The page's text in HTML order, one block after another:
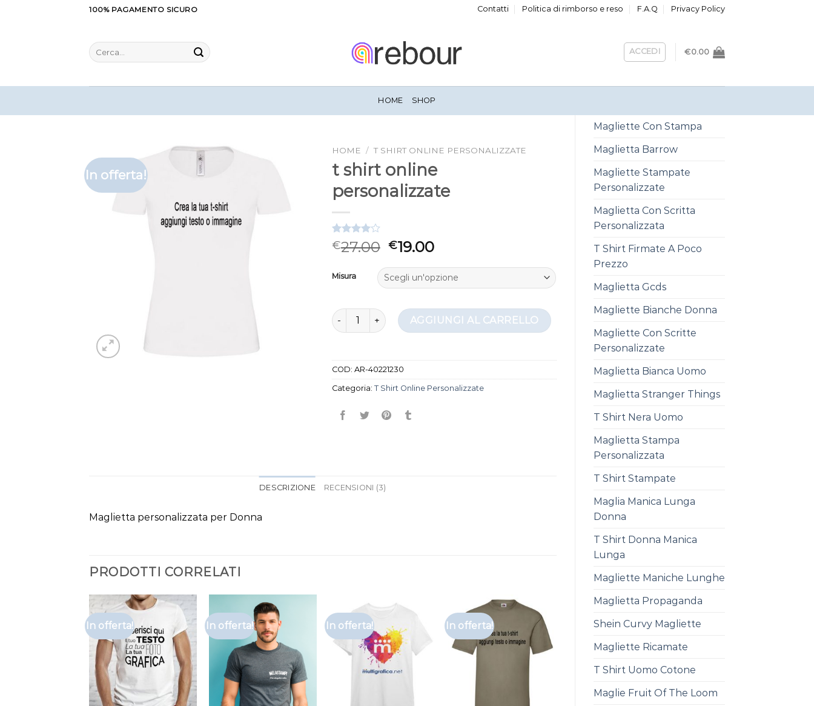
100% PAGAMENTO SICURO Contatti Politica di rimborso e reso F.A.Q Privacy Policy
Cerca: ACCEDI €0.00
HOME SHOP
Magliette Con Stampa
Maglietta Barrow
Magliette Stampate
Personalizzate
Maglietta Con Scritta
Personalizzata
T Shirt Firmate A Poco
Prezzo
Maglietta Gcds
Magliette Bianche Donna
Magliette Con Scritte
Personalizzate
Maglietta Bianca Uomo
Maglietta Stranger Things
T Shirt Nera Uomo
Maglietta Stampa
Personalizzata
T Shirt Stampate
Maglia Manica Lunga
Donna
T Shirt Donna Manica
Lunga
Magliette Maniche Lunghe
Maglietta Propaganda
Shein Curvy Magliette
Magliette Ricamate
T Shirt Uomo Cotone
Maglie Fruit Of The Loom
In offerta!
HOME / T SHIRT ONLINE PERSONALIZZATE
t shirt online
personalizzate
Valutato
4.00su
base di
3
recensioni
€27.00 €19.00
Misura
t shirt online personalizzate quantità
AGGIUNGI AL CARRELLO
COD: AR-40221230
Categoria: T Shirt Online Personalizzate
DESCRIZIONE RECENSIONI (3)
Maglietta personalizzata per Donna
PRODOTTI CORRELATI
In offerta! In offerta! In offerta! In offerta!